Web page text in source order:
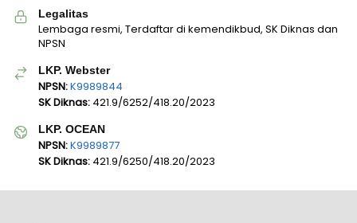
Legalitas
Lembaga resmi, Terdaftar di kemendikbud, SK Diknas dan
NPSN
LKP. Webster
NPSN:K9989844
SK Diknas: 421.9/6252/418.20/2023
LKP. OCEAN
NPSN:K9989877
SK Diknas: 421.9/6250/418.20/2023